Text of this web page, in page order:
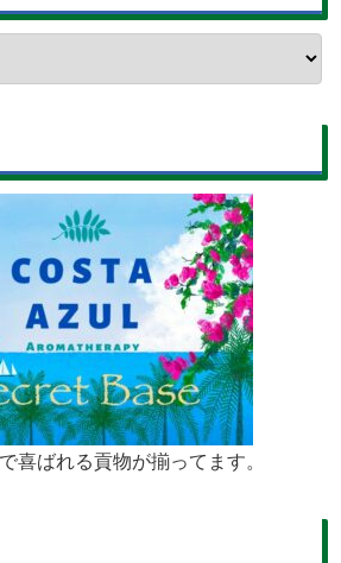
喜ばれる貢物が揃ってます。